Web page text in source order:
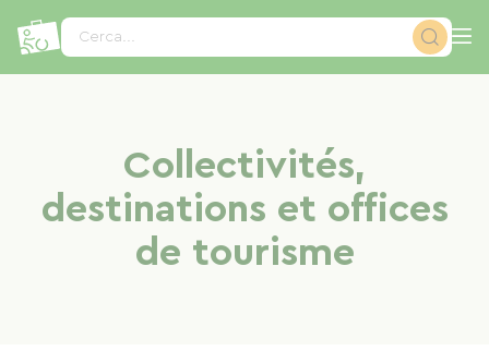
Cerca...
Collectivités,
destinations et offices
de tourisme
Pannello di gestione dei cookies